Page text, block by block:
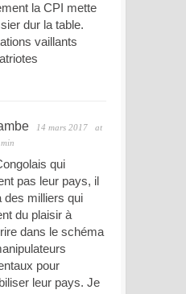
la CPI mette
dur la table.
vaillants
14 mars 2017
at
qui
pas leur pays, il
des milliers qui
du plaisir à
dans le schéma
pour
leur pays. Je